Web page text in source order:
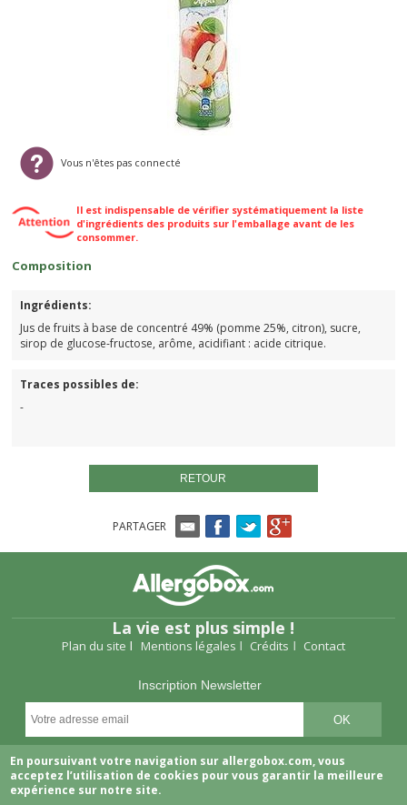
Vous n'êtes pas connecté
Il est indispensable de vérifier systématiquement la liste
d'ingrédients des produits sur l'emballage avant de les
consommer.
Composition
Ingrédients:
Jus de fruits à base de concentré 49% (pomme 25%, citron), sucre,
sirop de glucose-fructose, arôme, acidifiant : acide citrique.
Traces possibles de:
-
RETOUR
PARTAGER
La vie est plus simple !
Plan du site Mentions légales Crédits Contact
Inscription Newsletter
Suivez-nous
En poursuivant votre navigation sur allergobox.com, vous
acceptez l’utilisation de cookies pour vous garantir la meilleure
expérience sur notre site.